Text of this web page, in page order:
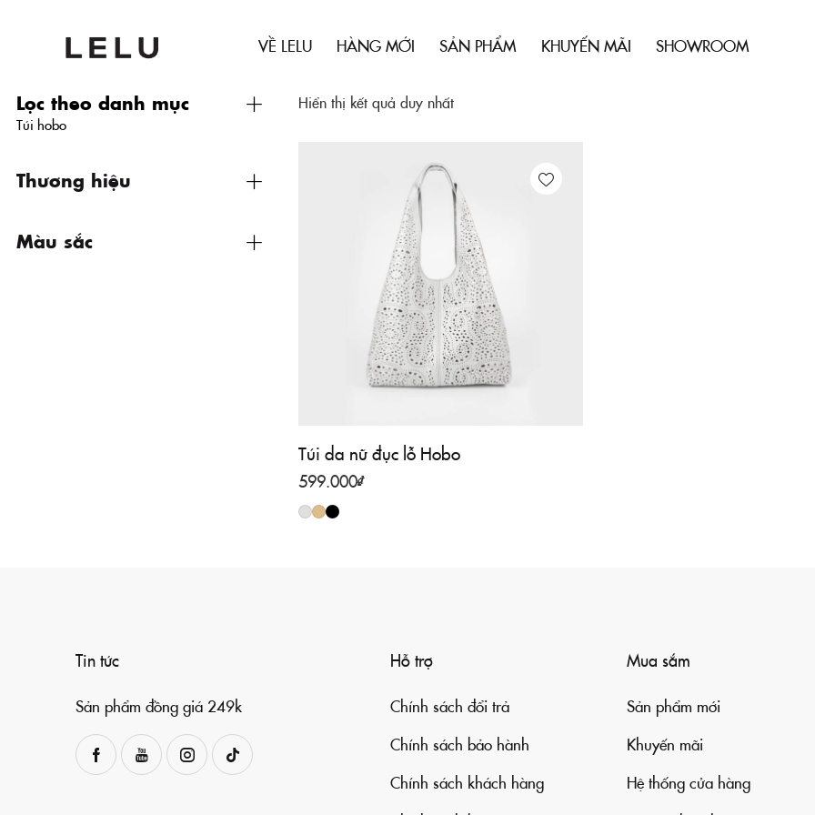
VỀ LELU HÀNG MỚI SẢN PHẨM KHUYẾN MÃI SHOWROOM
Hiển thị kết quả duy nhất
Túi da nữ đục lỗ Hobo
599.000₫
Lọc theo danh mục
Túi hobo
Thương hiệu
Màu sắc
Tin tức
Sản phẩm đồng giá 249k
Hỗ trợ
Chính sách đổi trả
Chính sách bảo hành
Chính sách khách hàng
Mua sắm
Sản phẩm mới
Khuyến mãi
Hệ thống cửa hàng